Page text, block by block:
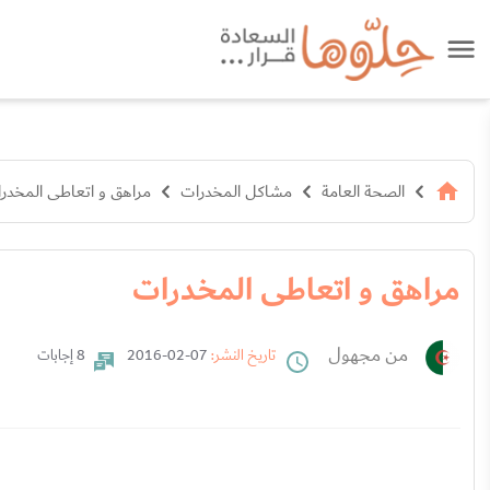
الصحة العامة مشاكل المخدرات مراهق و اتعاطى
مراهق و اتعاطى المخدرات
من مجهول تاريخ النشر: 8 إجابات